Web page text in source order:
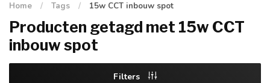
Home / Tags / 15w CCT inbouw spot
Producten getagd met 15w CCT
inbouw spot
Filters